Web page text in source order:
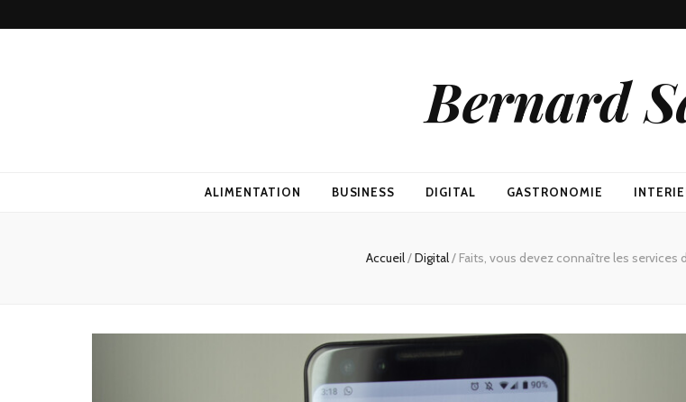
Bernard
ALIMENTATION BUSINESS DIGITAL GASTRONOMIE
Accueil/Digital/ Faits, vous devez connaître les